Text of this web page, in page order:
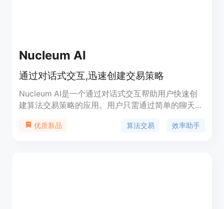
Nucleum AI
通过对话式交互,迅速创建交易策略
Nucleum AI是一个通过对话式交互帮助用户快速创
建算法交易策略的应用。用户只需通过简单的聊天就
水平,或设定突破前期高点作为入场信号等。应用程
优质新品 算法交易 效率助手